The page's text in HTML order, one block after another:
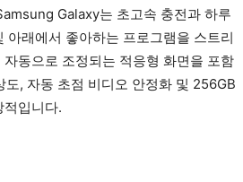
Galaxy는 초고속 충전과 하루
래에서 좋아하는 프로그램을 스트리
동으로 조정되는 적응형 화면을 포함
, 자동 초점 비디오 안정화 및 256GB
입니다.